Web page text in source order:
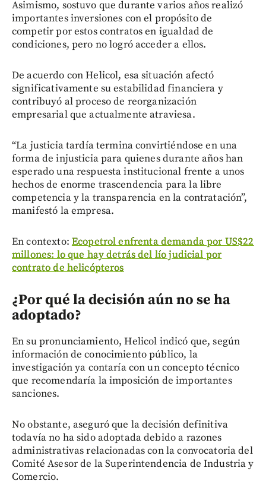
Asimismo, sostuvo que durante varios años realizó
importantes inversiones con el propósito de
competir por estos contratos en igualdad de
condiciones, pero no logró acceder a ellos.
De acuerdo con Helicol, esa situación afectó
significativamente su estabilidad financiera y
contribuyó al proceso de reorganización
empresarial que actualmente atraviesa.
“La justicia tardía termina convirtiéndose en una
forma de injusticia para quienes durante años han
esperado una respuesta institucional frente a unos
hechos de enorme trascendencia para la libre
competencia y la transparencia en la contratación”,
manifestó la empresa.
En contexto: Ecopetrol enfrenta demanda por US$22
millones: lo que hay detrás del lío judicial por
contrato de helicópteros
¿Por qué la decisión aún no se ha
adoptado?
En su pronunciamiento, Helicol indicó que, según
información de conocimiento público, la
investigación ya contaría con un concepto técnico
que recomendaría la imposición de importantes
sanciones.
No obstante, aseguró que la decisión definitiva
todavía no ha sido adoptada debido a razones
administrativas relacionadas con la convocatoria del
Comité Asesor de la Superintendencia de Industria y
Comercio.